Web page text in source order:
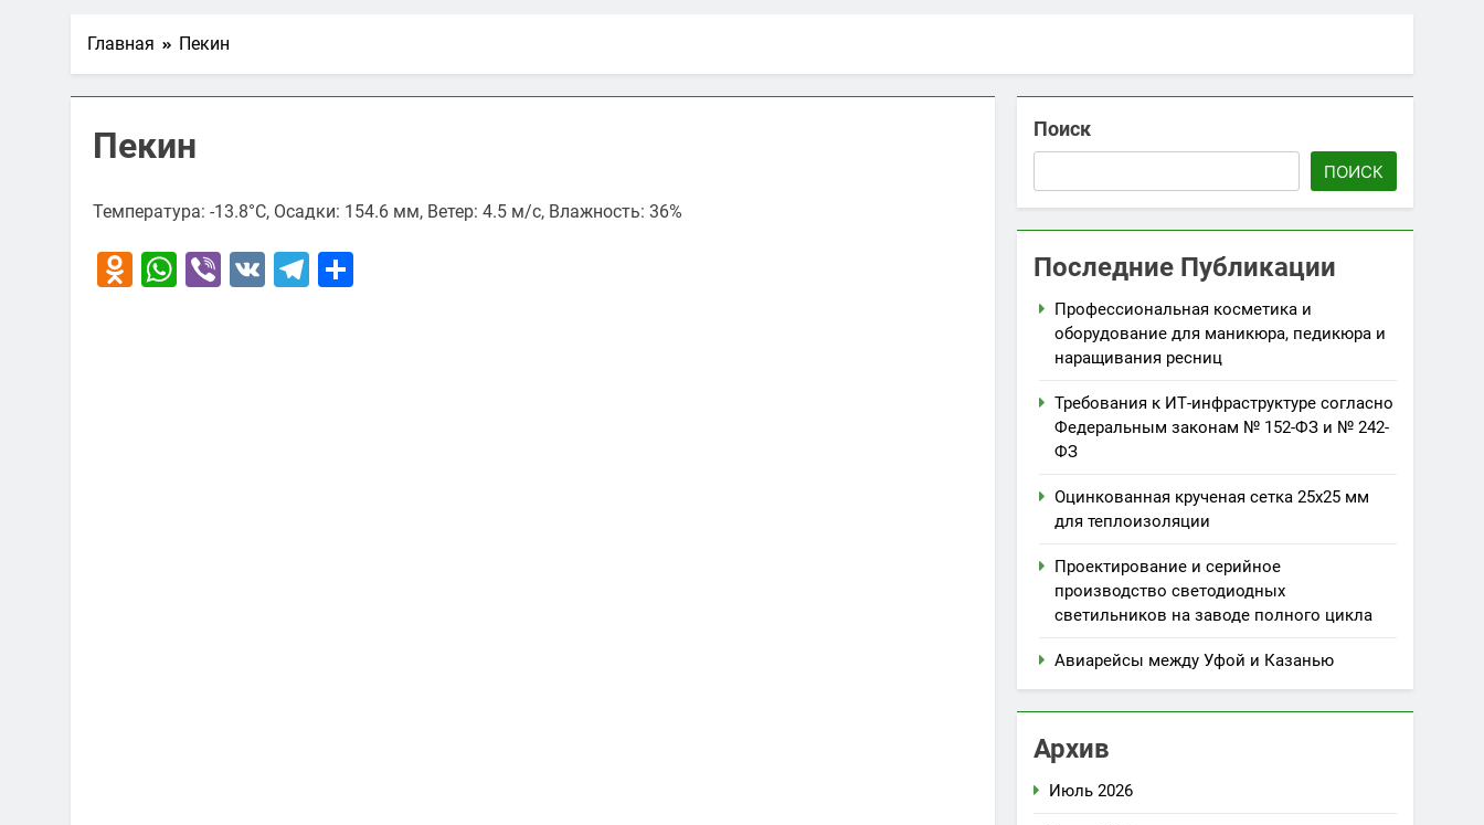
Главная Пекин
Пекин
Температура: -13.8°C, Осадки: 154.6 мм, Ветер: 4.5 м/с, Влажность: 36%
Odnoklassniki
WhatsApp
Viber
VK Telegram
Поиск
ПОИСК
Последние Публикации
Профессиональная косметика и
оборудование для маникюра, педикюра и
наращивания ресниц
Требования к ИТ-инфраструктуре согласно
Федеральным законам № 152-ФЗ и № 242-
ФЗ
Оцинкованная крученая сетка 25х25 мм
для теплоизоляции
Проектирование и серийное
производство светодиодных
светильников на заводе полного цикла
Авиарейсы между Уфой и Казанью
Архив
Июль 2026